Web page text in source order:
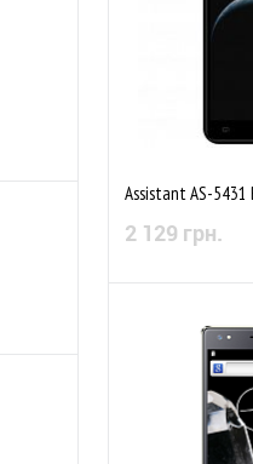
Assistant AS-5431
2 129 грн.
Немає
До обраного